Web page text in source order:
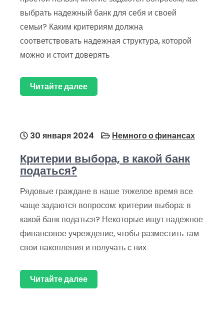
выбрать надежный банк для себя и своей
семьи? Каким критериям должна
соответствовать надежная структура, которой
можно и стоит доверять
Читайте далее
30 января 2024 Немного о финансах
Критерии выбора, в какой банк
податься?
Рядовые граждане в наше тяжелое время все
чаще задаются вопросом: критерии выбора: в
какой банк податься? Некоторые ищут надежное
финансовое учреждение, чтобы разместить там
свои накопления и получать с них
Читайте далее